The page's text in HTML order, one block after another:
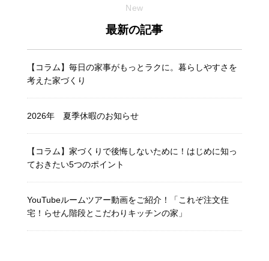
New
最新の記事
【コラム】毎日の家事がもっとラクに。暮らしやすさを
考えた家づくり
2026年 夏季休暇のお知らせ
【コラム】家づくりで後悔しないために！はじめに知っ
ておきたい5つのポイント
YouTubeルームツアー動画をご紹介！「これぞ注文住
宅！らせん階段とこだわりキッチンの家」